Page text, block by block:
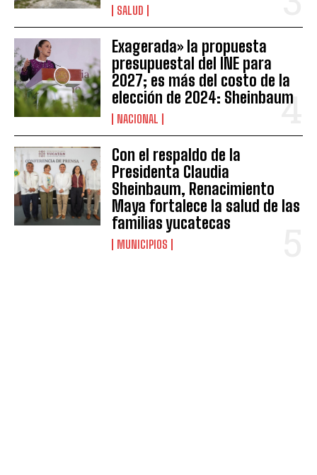
SALUD
Exagerada» la propuesta
presupuestal del INE para
2027; es más del costo de la
elección de 2024: Sheinbaum
NACIONAL
Con el respaldo de la
Presidenta Claudia
Sheinbaum, Renacimiento
Maya fortalece la salud de las
familias yucatecas
MUNICIPIOS